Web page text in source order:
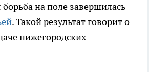
на поле завершилась
. Такой результат говорит о
нижегородских